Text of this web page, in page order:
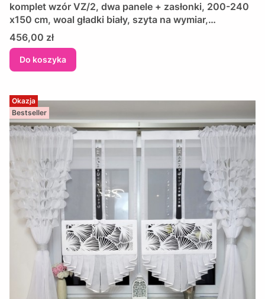
komplet wzór VZ/2, dwa panele + zasłonki, 200-240
x150 cm, woal gładki biały, szyta na wymiar,
wykończona lamówką
Cena
456,00 zł
Do koszyka
Okazja
Bestseller